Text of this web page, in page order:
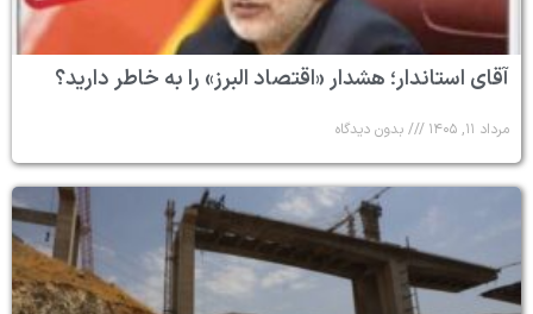
آقای استاندار؛ هشدار «اقتصاد البرز» را به خاطر دارید؟
مرداد ۱۱, ۱۴۰۵ بدون دیدگاه